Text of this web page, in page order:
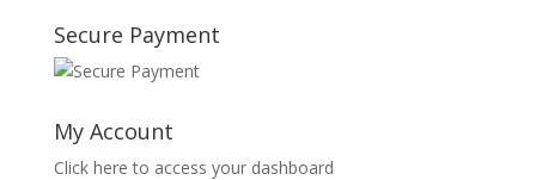
Secure Payment
My Account
Click here to access your dashboard